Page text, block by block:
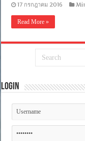
17 กรกฎาคม 2016
Read More »
Login